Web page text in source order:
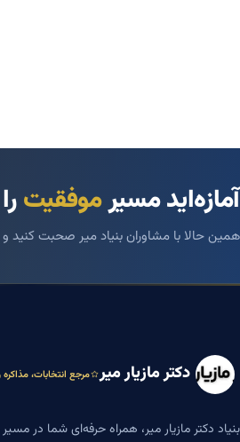
آمازه‌اید مسیرموفقیت
همین حالا با مشاوران بنیاد میر صحبت کنید و
دکتر مازیار میر مرجع انتخابات،
بنیاد دکتر مازیار میر، همراه حرفه‌ای شما در